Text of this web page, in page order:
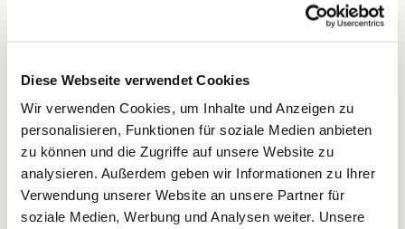
Diese Webseite verwendet Cookies
Wir verwenden Cookies, um Inhalte und Anzeigen zu
personalisieren, Funktionen für soziale Medien anbieten
zu können und die Zugriffe auf unsere Website zu
analysieren. Außerdem geben wir Informationen zu Ihrer
Verwendung unserer Website an unsere Partner für
soziale Medien, Werbung und Analysen weiter. Unsere